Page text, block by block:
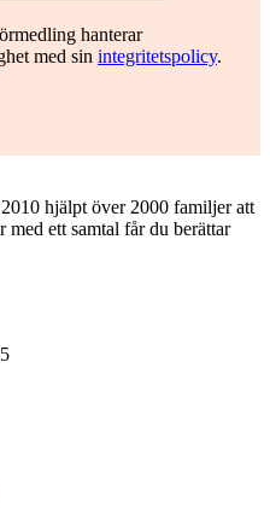
hanterar
med sin integritetspolicy.
hjälpt över 2000 familjer att
med ett samtal får du berättar